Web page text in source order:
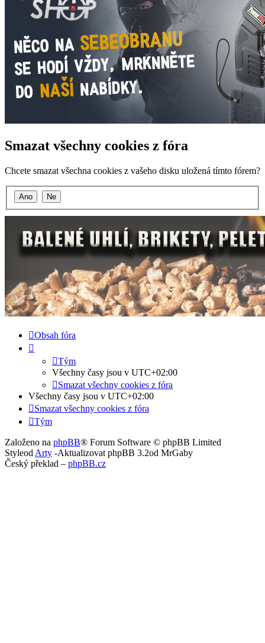
Smazat všechny cookies z fóra
Chcete smazat všechna cookies z vašeho disku uložená tímto fórem?
Obsah fóra
Tým
Všechny časy jsou v UTC+02:00
Smazat všechny cookies z fóra
Všechny časy jsou v UTC+02:00
Smazat všechny cookies z fóra
Tým
Založeno na phpBB® Forum Software © phpBB Limited
Styleod Arty -Aktualizovat phpBB 3.2od MrGaby
Český překlad – phpBB.cz